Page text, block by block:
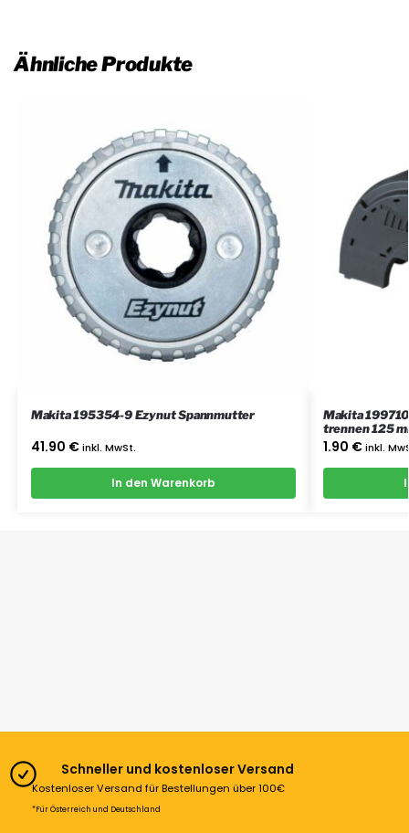
Ähnliche Produkte
Makita 195354-9 Ezynut Spannmutter
41.90 € inkl. MwSt.
In den Warenkorb
Makita
trennen 125
1.90 € inkl.
Schneller und kostenloser Versand
Kostenloser Versand für Bestellungen über 100€
*Für Österreich und Deutschland